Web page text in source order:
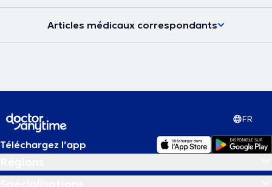
Articles médicaux correspondants
FR
Téléchargez l’app